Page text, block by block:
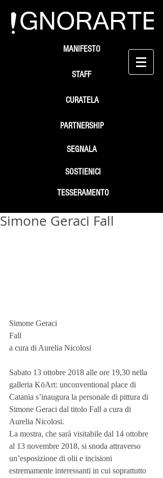
STAFF
SEGNALA
SOSTIENICI
MANIFESTO
PARTNERSHIP
TESSERAMENTO
CURATELA
Simone Geraci Fall
Simone Geraci
Fall
a cura di Aurelia Nicolosi
Sabato 13 ottobre 2018 alle ore 19,30 nella
galleria KōArt: unconventional place di
Catania s’inaugura la personale di pittura di
Simone Geraci dal titolo Fall a cura di
Aurelia Nicolosi.
La mostra, che sarà visitabile dal 14 ottobre
al 13 novembre 2018, si snoda attraverso
un’esposizione di olii e incisioni
estremamente interessanti in cui soprattutto